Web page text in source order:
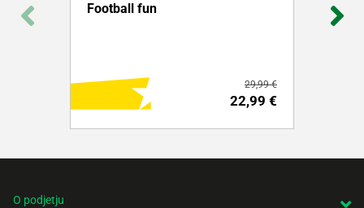
Football fun
22,99 €
29,99 €
O podjetju